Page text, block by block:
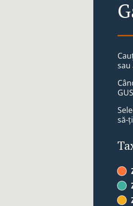
sau
să-